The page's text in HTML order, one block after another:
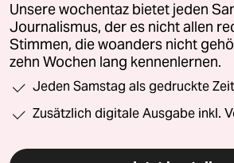
Unsere wochentaz bietet jeden
Journalismus, der es nicht allen
Stimmen, die woanders nicht
zehn Wochen lang kennenlernen.
Jeden Samstag als gedruckte
Zusätzlich digitale Ausgabe inkl.